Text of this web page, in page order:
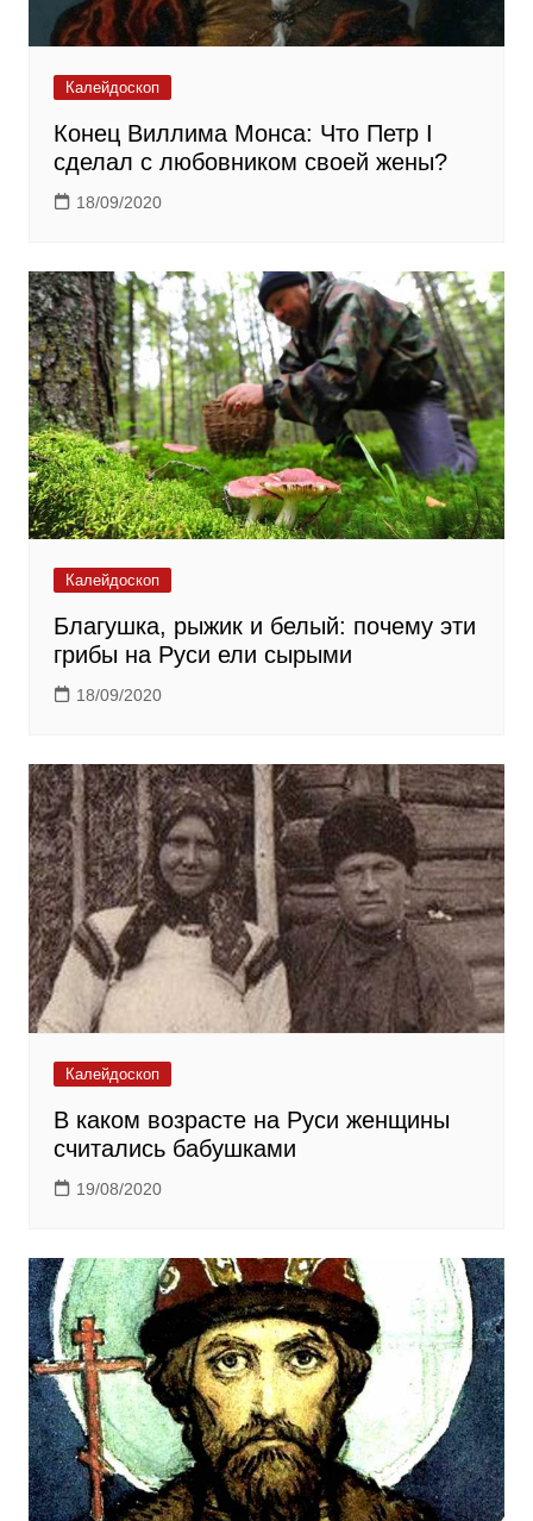
Калейдоскоп
Конец Виллима Монса: Что Петр I
сделал с любовником своей жены?
18/09/2020
Калейдоскоп
Благушка, рыжик и белый: почему эти
грибы на Руси ели сырыми
18/09/2020
Калейдоскоп
В каком возрасте на Руси женщины
считались бабушками
19/08/2020